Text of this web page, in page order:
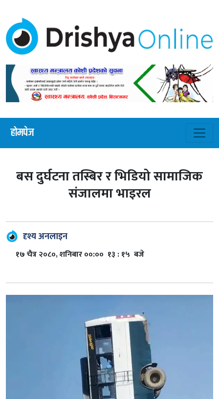
होमपेज
बस दुर्घटना तस्बिर र भिडियो सामाजिक
संजालमा भाइरल
दृश्य अनलाइन
१७ चैत्र २०८०, शनिबार ००:०० १३ : १५ बजे